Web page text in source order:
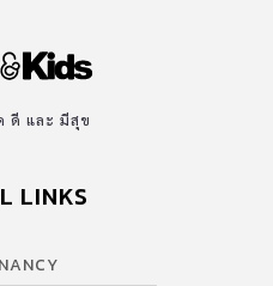
ดี และ มีสุข
LINKS